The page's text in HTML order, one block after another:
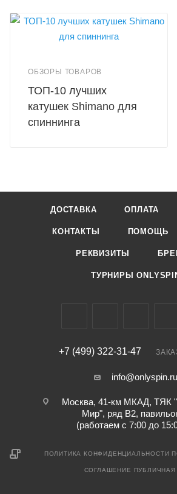
ОБЗОРЫ ТОВАРОВ
ТОП-10 лучших
катушек Shimano для
спиннинга
ДОСТАВКА ОПЛАТА
КОНТАКТЫ ПОМОЩЬ
РЕКВИЗИТЫ
ТУРНИРЫ
+7 (499) 322-31-47
info@onlyspin.ru
Москва, 41-км МКАД, ТЯК
Мир", ряд В2,
(работаем с 7:00 до
ПОЛИТИКА КОНФИДЕНЦИАЛЬНОСТИ
СОГЛАШЕНИЕ